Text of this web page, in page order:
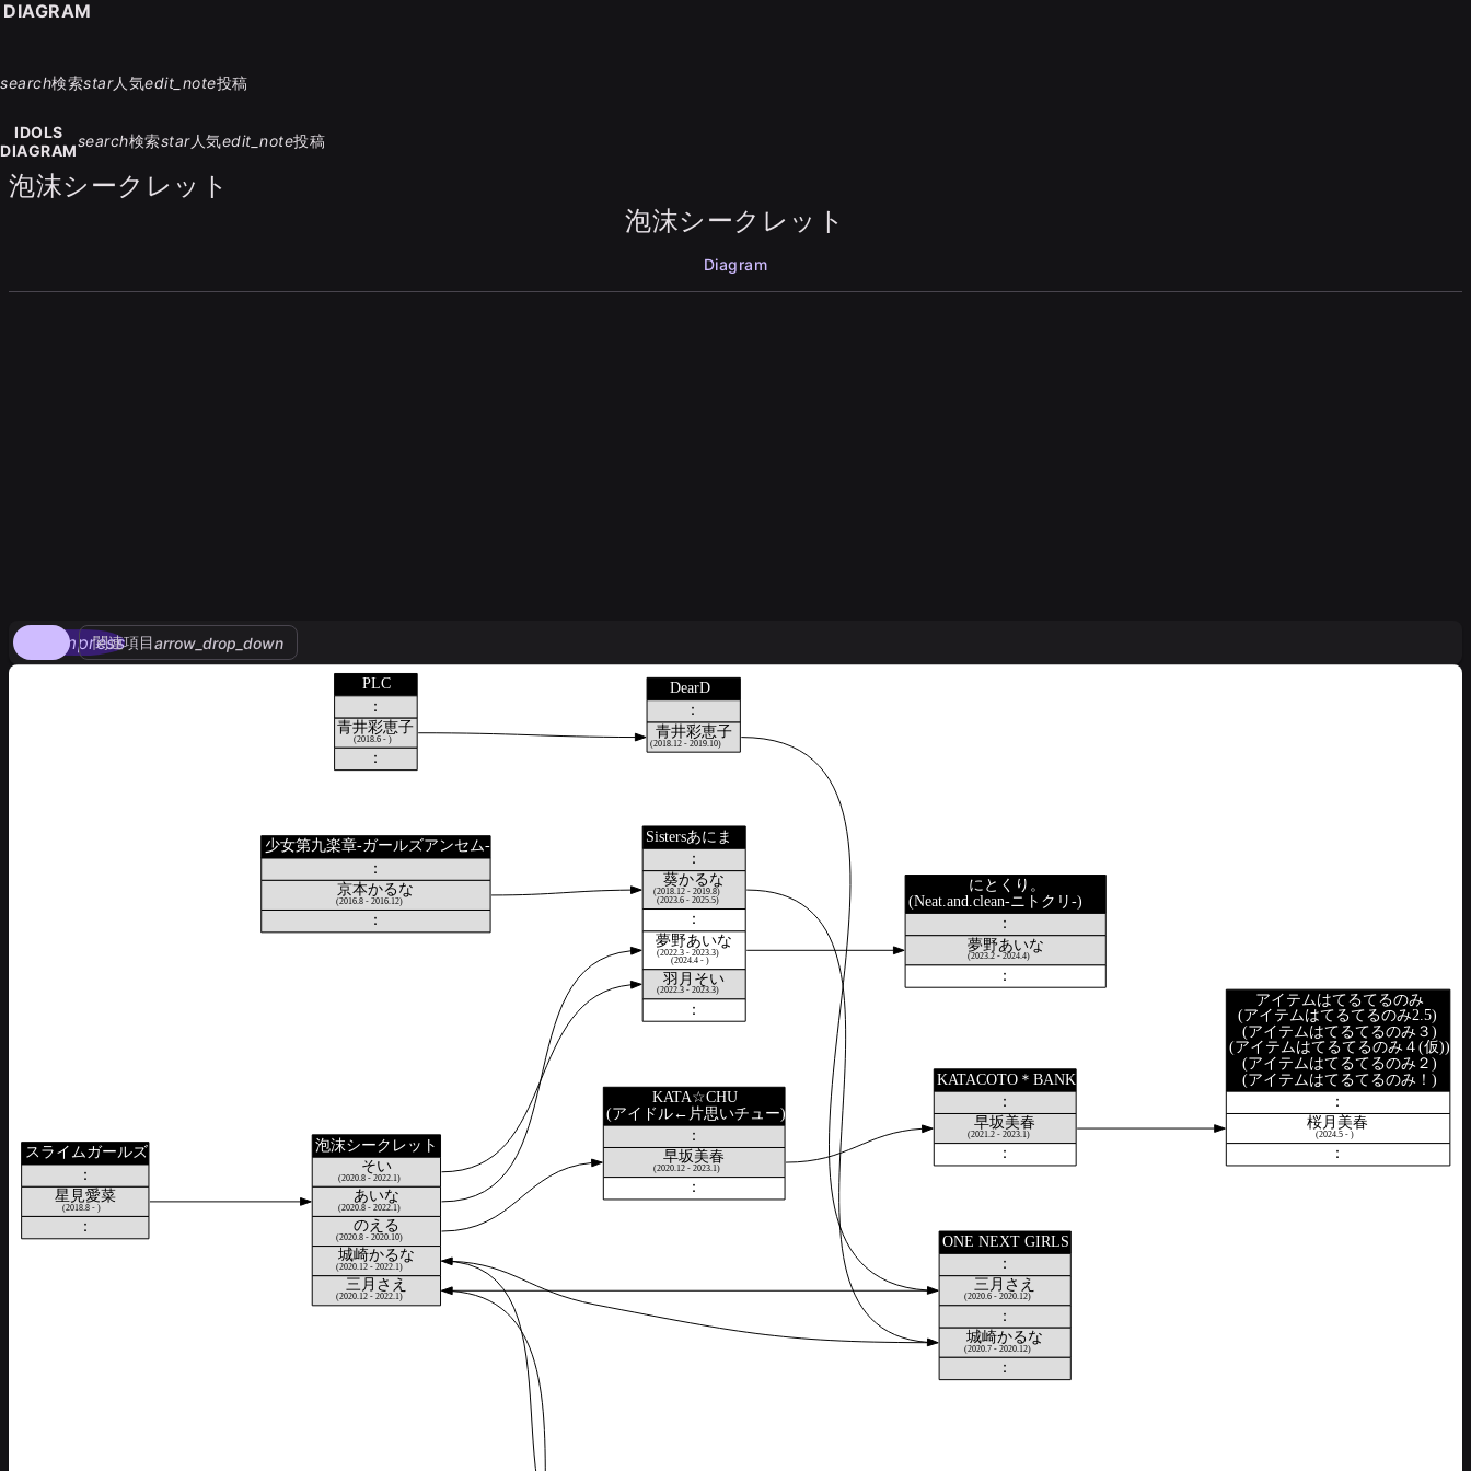
search検索star人気edit_note投稿
IDOLS
DIAGRAM
search検索star人気edit_note投稿
泡沫シークレット
泡沫シークレット
Diagram
compress
関連項目arrow_drop_down